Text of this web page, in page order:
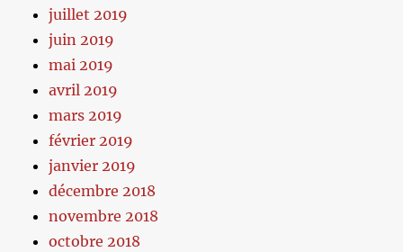
juillet 2019
juin 2019
mai 2019
avril 2019
mars 2019
février 2019
janvier 2019
décembre 2018
novembre 2018
octobre 2018